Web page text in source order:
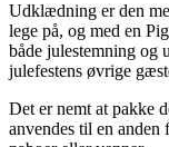
Udklædning er den
lege på, og med en
både julestemning og
julefestens øvrige
Det er nemt at pakke
anvendes til en anden